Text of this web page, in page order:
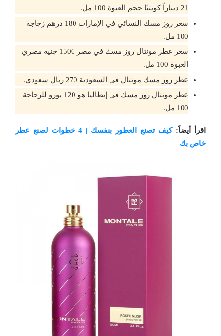
21 ديناراً كويتيًا حجم العبوة 100 مل.
سعر روز مسك النسائي في الإمارات 180 درهم زجاجة
100 مل.
سعر عطر مونتال روز مسك في مصر 1500 جنيه مصري
العبوة 100 مل.
عطر روز مسك مونتال في السعودية 270 ريال سعودي.
عطر مونتال روز مسك في إيطاليا هو 120 يورو للزجاجة
100 مل.
اقرأ أيضاً:
كيف تصنع العطور بنفسك | 4 خطوات لصنع عطر
خاص بك